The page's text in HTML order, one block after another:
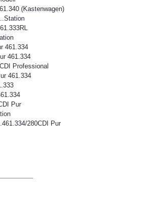
(Kastenwagen)
461.334
461.334
Professional
461.334
Pur
280CDI Pur